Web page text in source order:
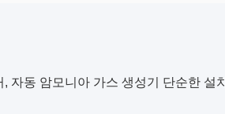
자동 암모니아 가스 생성기 단순한 설치